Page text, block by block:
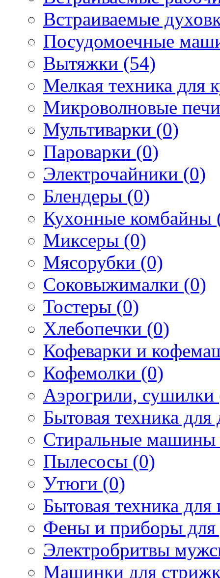
Встраиваемые
Посудомоечные
Вытяжки (54)
Мелкая техника для
Микроволновые
Мультиварки (0)
Пароварки (0)
Электрочайники (0)
Блендеры (0)
Кухонные комбайны
Миксеры (0)
Мясорубки (0)
Соковыжималки (0)
Тостеры (0)
Хлебопечки (0)
Кофеварки и
Кофемолки (0)
Аэрогрили, сушилки
Бытовая техника
Стиральные машины
Пылесосы (0)
Утюги (0)
Бытовая техника
Фены и приборы для
Электробритвы
Машинки для